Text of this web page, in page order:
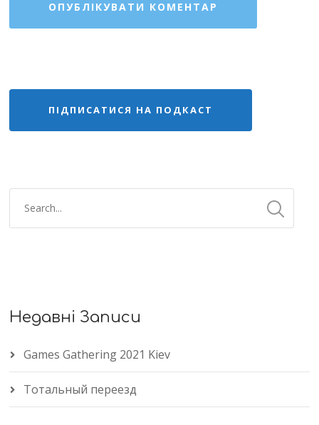
ПІДПИСАТИСЯ НА ПОДКАСТ
Недавні Записи
Games Gathering 2021 Kiev
Тотальный переезд